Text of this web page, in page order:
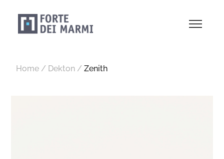
Home / Dekton /Zenith